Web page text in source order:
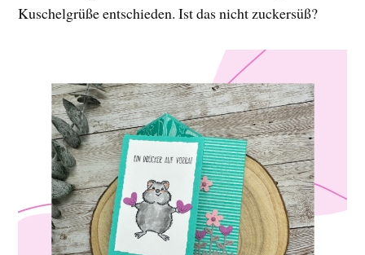
Kuschelgrüße entschieden. Ist das nicht zuckersüß?